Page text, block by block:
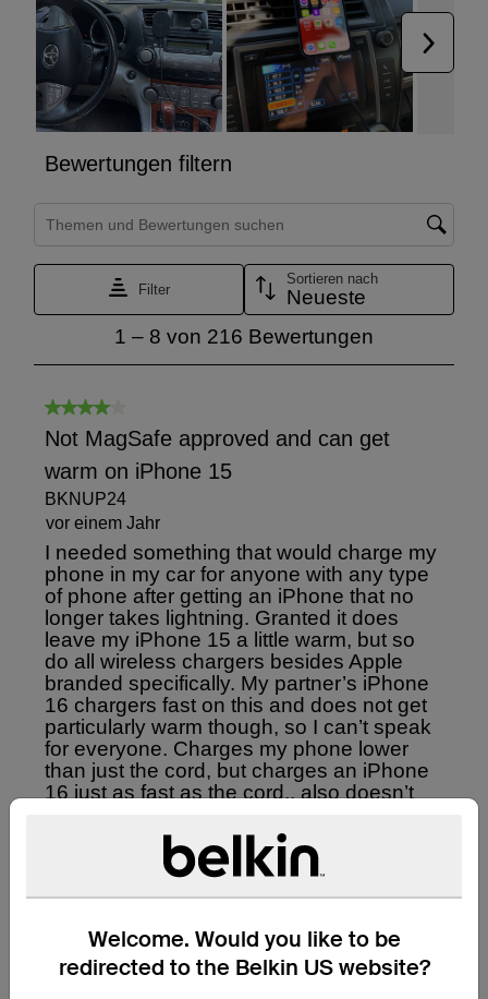
Welcome. Would you like to be
redirected to the Belkin US website?